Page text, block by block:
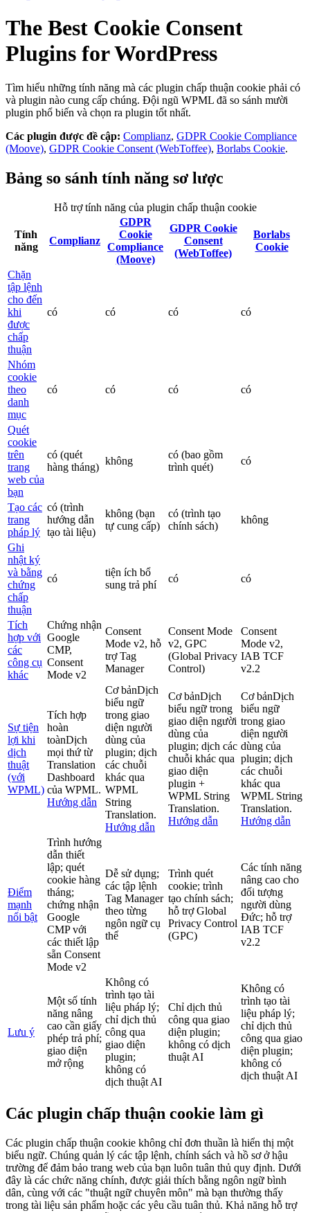
The Best Cookie Consent
Plugins for WordPress
Tìm hiểu những tính năng mà các plugin chấp thuận cookie phải có
và plugin nào cung cấp chúng. Đội ngũ WPML đã so sánh mười
plugin phổ biến và chọn ra plugin tốt nhất.
Các plugin được đề cập: Complianz, GDPR Cookie Compliance
(Moove), GDPR Cookie Consent (WebToffee), Borlabs Cookie.
Bảng so sánh tính năng sơ lược
Hỗ trợ tính năng của plugin chấp thuận cookie
Tính
năng
Complianz
GDPR
Cookie
Compliance
(Moove)
GDPR Cookie
Consent
(WebToffee)
Borlabs
Cookie
Chặn
tập lệnh
cho đến
khi
được
chấp
thuận
có có có có
Nhóm
cookie
theo
danh
mục
có có có có
Quét
cookie
trên
trang
web của
bạn
có (quét
hàng tháng)
không
có (bao gồm
trình quét)
có
Tạo các
trang
pháp lý
có (trình
hướng dẫn
tạo tài liệu)
không (bạn
tự cung cấp)
có (trình tạo
chính sách)
không
Ghi
nhật ký
và bằng
chứng
chấp
thuận
có
tiện ích bổ
sung trả phí
có có
Tích
hợp với
các
công cụ
khác
Chứng nhận
Google
CMP,
Consent
Mode v2
Consent
Mode v2, hỗ
trợ Tag
Manager
Consent Mode
v2, GPC
(Global Privacy
Control)
Consent
Mode v2,
IAB TCF
v2.2
Sự tiện
lợi khi
dịch
thuật
(với
WPML)
Tích hợp
hoàn
toànDịch
mọi thứ từ
Translation
Dashboard
của WPML.
Hướng dẫn
Cơ bảnDịch
biểu ngữ
trong giao
diện người
dùng của
plugin; dịch
các chuỗi
khác qua
WPML
String
Translation.
Hướng dẫn
Cơ bảnDịch
biểu ngữ trong
giao diện người
dùng của
plugin; dịch các
chuỗi khác qua
giao diện
plugin +
WPML String
Translation.
Hướng dẫn
Cơ bảnDịch
biểu ngữ
trong giao
diện người
dùng của
plugin; dịch
các chuỗi
khác qua
WPML String
Translation.
Hướng dẫn
Điểm
mạnh
nổi bật
Trình hướng
dẫn thiết
lập; quét
cookie hàng
tháng;
chứng nhận
Google
CMP với
các thiết lập
sẵn Consent
Mode v2
Dễ sử dụng;
các tập lệnh
Tag Manager
theo từng
ngôn ngữ cụ
thể
Trình quét
cookie; trình
tạo chính sách;
hỗ trợ Global
Privacy Control
(GPC)
Các tính năng
nâng cao cho
đối tượng
người dùng
Đức; hỗ trợ
IAB TCF
v2.2
Lưu ý
Một số tính
năng nâng
cao cần giấy
phép trả phí;
giao diện
mở rộng
Không có
trình tạo tài
liệu pháp lý;
chỉ dịch thủ
công qua
giao diện
plugin;
không có
dịch thuật AI
Chỉ dịch thủ
công qua giao
diện plugin;
không có dịch
thuật AI
Không có
trình tạo tài
liệu pháp lý;
chỉ dịch thủ
công qua giao
diện plugin;
không có
dịch thuật AI
Các plugin chấp thuận cookie làm gì
Các plugin chấp thuận cookie không chỉ đơn thuần là hiển thị một
biểu ngữ. Chúng quản lý các tập lệnh, chính sách và hồ sơ ở hậu
trường để đảm bảo trang web của bạn luôn tuân thủ quy định. Dưới
đây là các chức năng chính, được giải thích bằng ngôn ngữ bình
dân, cùng với các "thuật ngữ chuyên môn" mà bạn thường thấy
trong tài liệu sản phẩm hoặc các yêu cầu tuân thủ. Khả năng hỗ trợ